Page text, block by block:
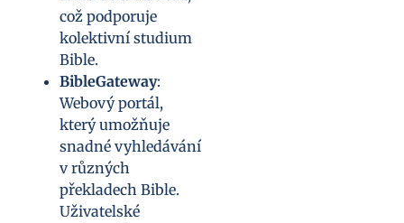
což podporuje
kolektivní studium
Bible.
BibleGateway:
Webový portál,
který umožňuje
snadné vyhledávání
v různých
překladech Bible.
Uživatelské